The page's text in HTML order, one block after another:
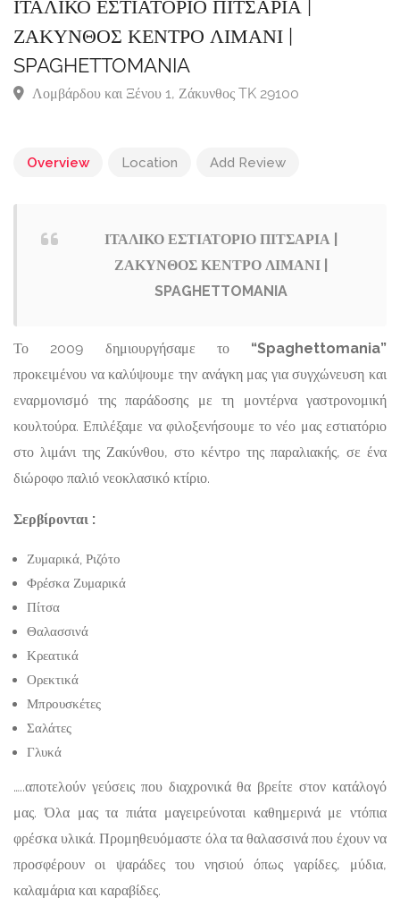
Ζάκυνθος,Νομός Ζακύνθου
ΙΤΑΛΙΚΟ ΕΣΤΙΑΤΟΡΙΟ ΠΙΤΣΑΡΙΑ |
ΖΑΚΥΝΘΟΣ ΚΕΝΤΡΟ ΛΙΜΑΝΙ |
Overview Location Add Review
ΙΤΑΛΙΚΟ ΕΣΤΙΑΤΟΡΙΟ ΠΙΤΣΑΡΙΑ |
ΖΑΚΥΝΘΟΣ ΚΕΝΤΡΟ ΛΙΜΑΝΙ |
SPAGHETTOMANIA
Το 2009 δημιουργήσαμε το “Spaghettomania”
προκειμένου να καλύψουμε την ανάγκη μας για συγχώνευση και
εναρμονισμό της παράδοσης με τη μοντέρνα γαστρονομική
κουλτούρα. Επιλέξαμε να φιλοξενήσουμε το νέο μας εστιατόριο
στο λιμάνι της Ζακύνθου, στο κέντρο της παραλιακής, σε ένα
διώροφο παλιό νεοκλασικό κτίριο.
Σερβίρονται :
Ζυμαρικά, Ριζότο
Φρέσκα Ζυμαρικά
Πίτσα
Θαλασσινά
Κρεατικά
Ορεκτικά
Μπρουσκέτες
Σαλάτες
Γλυκά
…..αποτελούν γεύσεις που διαχρονικά θα βρείτε στον κατάλογό
μας. Όλα μας τα πιάτα μαγειρεύνοται καθημερινά με ντόπια
φρέσκα υλικά. Προμηθευόμαστε όλα τα θαλασσινά που έχουν να
προσφέρουν οι ψαράδες του νησιού όπως γαρίδες, μύδια,
καλαμάρια και καραβίδες.